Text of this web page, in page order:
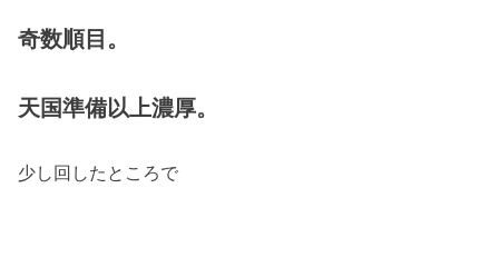
奇数順目。
天国準備以上濃厚。
少し回したところで